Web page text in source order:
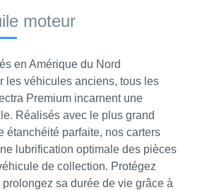
moteur
en Amérique du Nord
les véhicules anciens, tous les
Premium incarnent une
Réalisés avec le plus grand
étanchéité parfaite, nos carters
lubrification optimale des pièces
de collection. Protégez
sa durée de vie grâce à